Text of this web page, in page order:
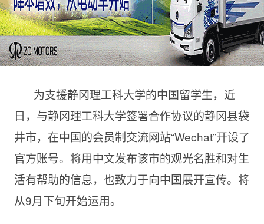
生
兰君 华人新闻 留学生活
日本华侨报网 2016/9/2 12:23:01
为支援静冈理工科大学的中国留学生，近
日，与静冈理工科大学签署合作协议的静冈县袋
井市，在中国的会员制交流网站“Wechat”开设了
官方账号。将用中文发布该市的观光名胜和对生
活有帮助的信息，也致力于向中国展开宣传。将
从9月下旬开始运用。